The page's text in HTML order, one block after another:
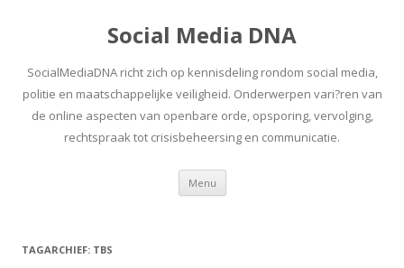
Social Media DNA
SocialMediaDNA richt zich op kennisdeling rondom social media,
politie en maatschappelijke veiligheid. Onderwerpen vari?ren van
de online aspecten van openbare orde, opsporing, vervolging,
rechtspraak tot crisisbeheersing en communicatie.
Menu Spring
inhoud
TAGARCHIEF: TBS